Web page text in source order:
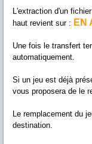
L'extraction d'un
haut revient sur : EN
Une fois le transfert
automatiquement.
Si un jeu est déjà
vous proposera de le
Le remplacement du
destination.